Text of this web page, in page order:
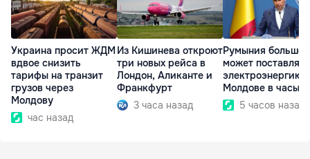
Украина просит ЖДМ
вдвое снизить
тарифы на транзит
грузов через
Молдову
час назад
Из Кишинева откроют
три новых рейса в
Лондон, Аликанте и
Франкфурт
3 часа назад
Румыния больше
может поставлять
электроэнергию
Молдове в часы
5 часов назад